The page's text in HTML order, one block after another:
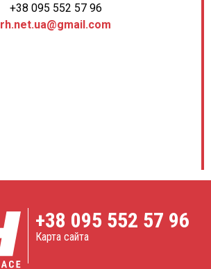
+38 095 552 57 96
rh.net.ua@gmail.com
+38 095 552 57 96
Карта сайта